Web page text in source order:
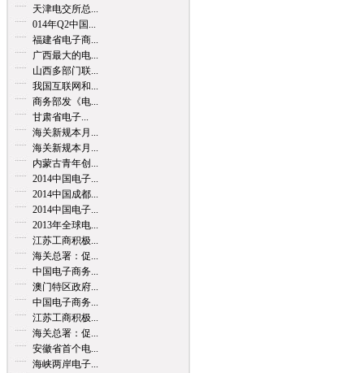
天津电交所总...
014年Q2中国...
福建省电子商...
广西最大的电...
山西多部门联...
我国互联网和...
商务部发《电...
甘肃省电子...
海关新规本月...
海关新规本月...
内蒙古青年创...
2014中国电子...
2014中国成都...
2014中国电子...
2013年全球电...
江苏工商积极...
海关总署：促...
中国电子商务...
澳门特区政府...
中国电子商务...
江苏工商积极...
海关总署：促...
安徽省首个电...
海峡两岸电子...